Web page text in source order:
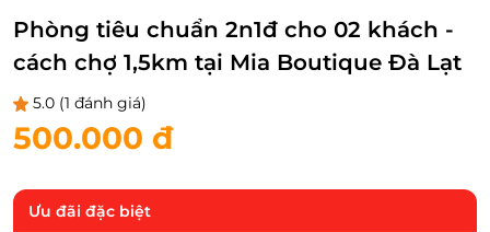
Phòng tiêu chuẩn 2n1đ cho 02 khách -
cách chợ 1,5km tại Mia Boutique Đà Lạt
5.0 (1 đánh giá)
500.000 đ
Ưu đãi đặc biệt